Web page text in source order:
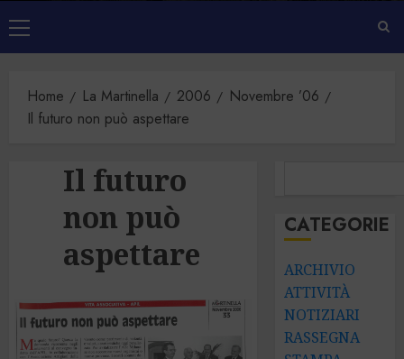
Menu
principale
Home La Martinella 2006
Novembre ’06
Il futuro non può aspettare
Il futuro
non può
aspettare
CATEGORIE
ARCHIVIO
ATTIVITÀ
NOTIZIARI
RASSEGNA